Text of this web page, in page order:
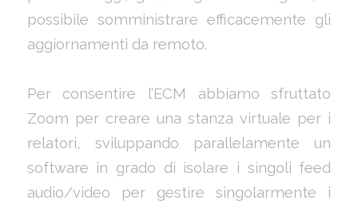
possibile somministrare efficacemente gli
aggiornamenti da remoto.
Per consentire l’ECM abbiamo sfruttato
Zoom per creare una stanza virtuale per i
relatori, sviluppando parallelamente un
software in grado di isolare i singoli feed
audio/video per gestire singolarmente i